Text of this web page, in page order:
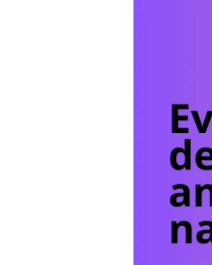
natural